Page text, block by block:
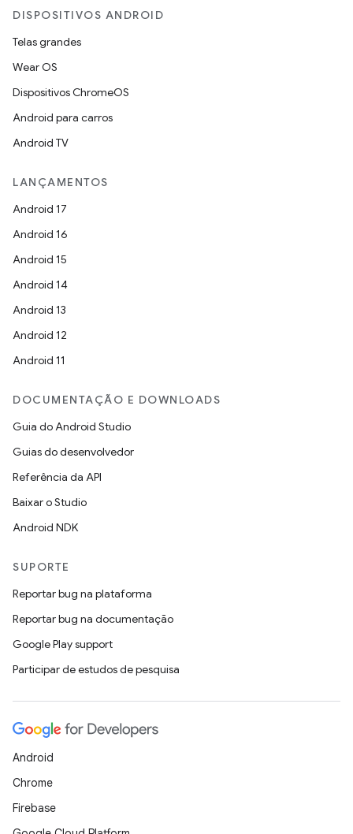
DISPOSITIVOS ANDROID
Telas grandes
Wear OS
Dispositivos ChromeOS
Android para carros
Android TV
LANÇAMENTOS
Android 17
Android 16
Android 15
Android 14
Android 13
Android 12
Android 11
DOCUMENTAÇÃO E DOWNLOADS
Guia do Android Studio
Guias do desenvolvedor
Referência da API
Baixar o Studio
Android NDK
SUPORTE
Reportar bug na plataforma
Reportar bug na documentação
Google Play support
Participar de estudos de pesquisa
Android
Chrome
Firebase